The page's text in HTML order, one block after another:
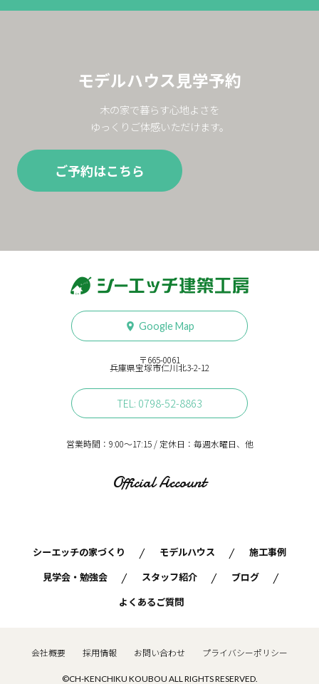
モデルハウス見学予約
木の家で暮らす心地よさを
ゆっくりご体感いただけます。
ご予約はこちら
〒665-0061
兵庫県宝塚市仁川北3-2-12
Google Map
TEL: 0798-52-8863
営業時間：9:00〜17:15 / 定休日：毎週水曜日、他
Official Account
シーエッチの家づくり モデルハウス
施工事例
見学会・勉強会
スタッフ紹介
ブログ
よくあるご質問
©CH-KENCHIKU KOUBOU ALL RIGHTS RESERVED.
会社概要 採用情報 お問い合わせ プライバシーポリシー